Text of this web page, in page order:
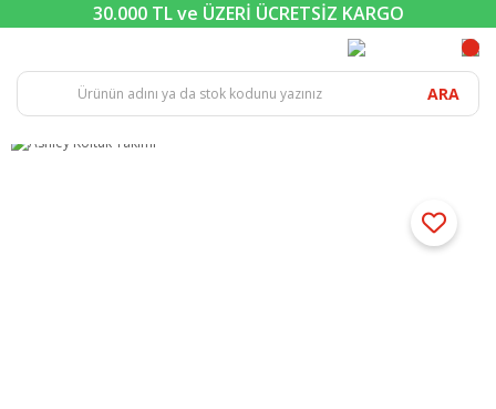
30.000 TL ve ÜZERİ ÜCRETSİZ KARGO
ARA